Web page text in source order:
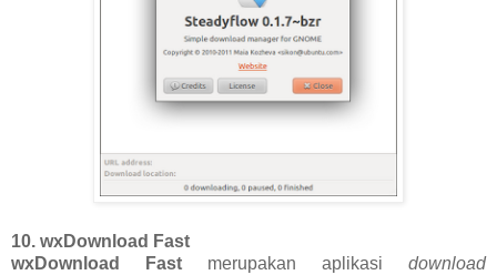
10. wxDownload Fast
wxDownload Fast merupakan aplikasi download